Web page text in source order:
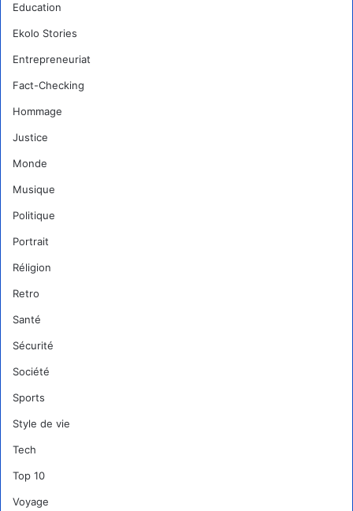
Education
Ekolo Stories
Entrepreneuriat
Fact-Checking
Hommage
Justice
Monde
Musique
Politique
Portrait
Réligion
Retro
Santé
Sécurité
Société
Sports
Style de vie
Tech
Top 10
Voyage